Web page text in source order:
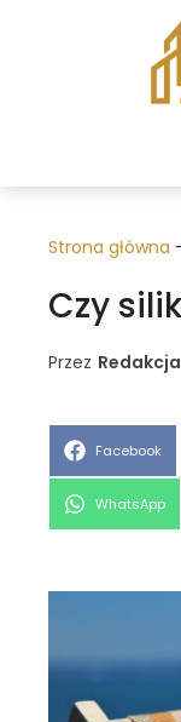
Strona główna
Czy
Przez Redakcja
Share
on
Facebook
Share
on
WhatsApp